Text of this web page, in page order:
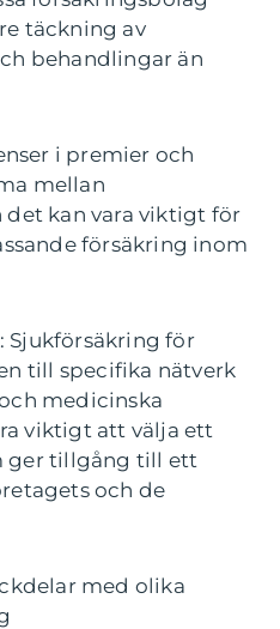
täckning av
behandlingar än
i premier och
mellan
kan vara viktigt för
försäkring inom
Sjukförsäkring för
till specifika nätverk
medicinska
viktigt att välja ett
ger tillgång till ett
och de
med olika